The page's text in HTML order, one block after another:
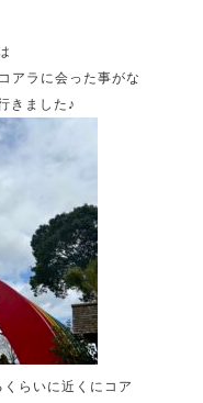
アラに会った事がな
きました♪
らいに近くにコア